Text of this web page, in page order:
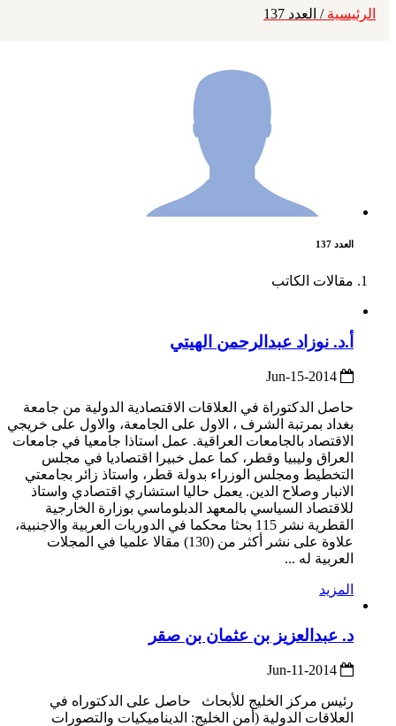
الرئيسية / العدد 137
العدد 137
مقالات الكاتب
أ.د. نوزاد عبدالرحمن الهيتي
حاصل الدكتوراة في العلاقات الاقتصادية الدولية من جامعة
بغداد بمرتبة الشرف ، الاول على الجامعة، والاول على خريجي
الاقتصاد بالجامعات العراقية. عمل استاذا جامعيا في جامعات
العراق وليبيا وقطر، كما عمل خبيرا اقتصاديا في مجلس
التخطيط ومجلس الوزراء بدولة قطر، واستاذ زائر بجامعتي
الانبار وصلاح الدين. يعمل حاليا استشاري اقتصادي واستاذ
للاقتصاد السياسي بالمعهد الدبلوماسي بوزارة الخارجية
القطرية نشر 115 بحثا محكما في الدوريات العربية والاجنبية،
علاوة على نشر أكثر من (130) مقالا علميا في المجلات
العربية له ...
المزيد
د. عبدالعزيز بن عثمان بن صقر
رئيس مركز الخليج للأبحاث حاصل على الدكتوراه في
العلاقات الدولية (أمن الخليج: الديناميكيات والتصورات